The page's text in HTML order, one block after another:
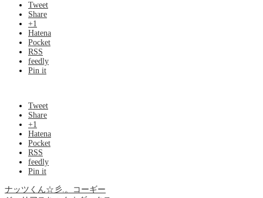
Tweet
Share
+1
Hatena
Pocket
RSS
feedly
Pin it
Tweet
Share
+1
Hatena
Pocket
RSS
feedly
Pin it
ナッツくん☆彡.。コーギー